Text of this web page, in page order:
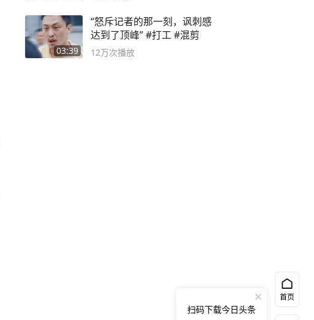
03:39
“怒斥记者的那一刻，讽刺感
达到了顶峰” #打工 #混剪
12万次播放
首页
扫码下载今日头条